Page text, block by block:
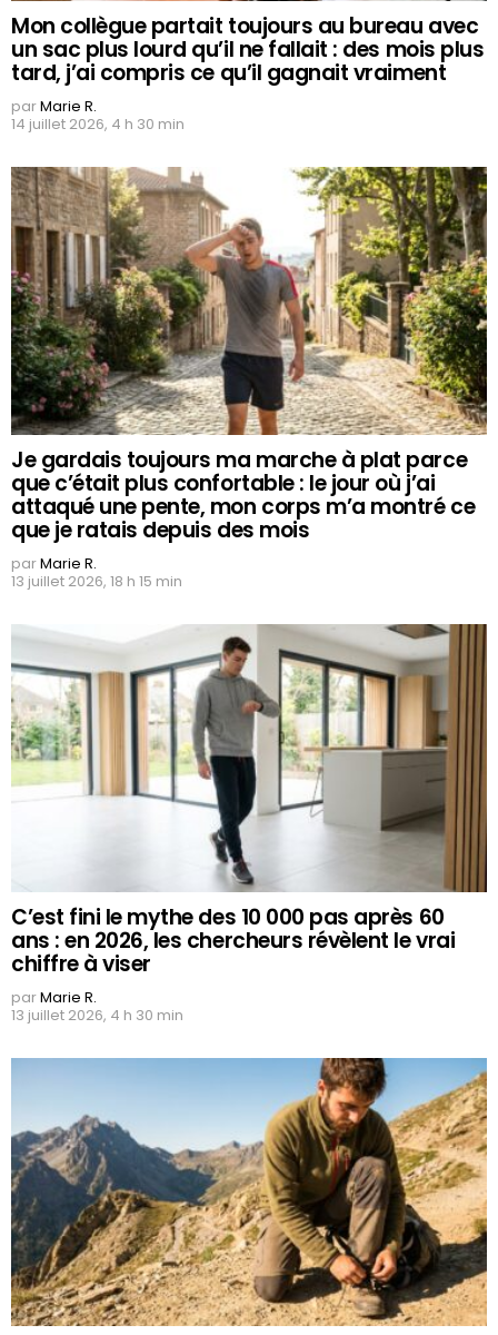
Mon collègue partait toujours au bureau avec
un sac plus lourd qu’il ne fallait : des mois plus
tard, j’ai compris ce qu’il gagnait vraiment
parMarie R.
14 juillet 2026, 4 h 30 min
Je gardais toujours ma marche à plat parce
que c’était plus confortable : le jour où j’ai
attaqué une pente, mon corps m’a montré ce
que je ratais depuis des mois
parMarie R.
13 juillet 2026, 18 h 15 min
C’est fini le mythe des 10 000 pas après 60
ans : en 2026, les chercheurs révèlent le vrai
chiffre à viser
parMarie R.
13 juillet 2026, 4 h 30 min